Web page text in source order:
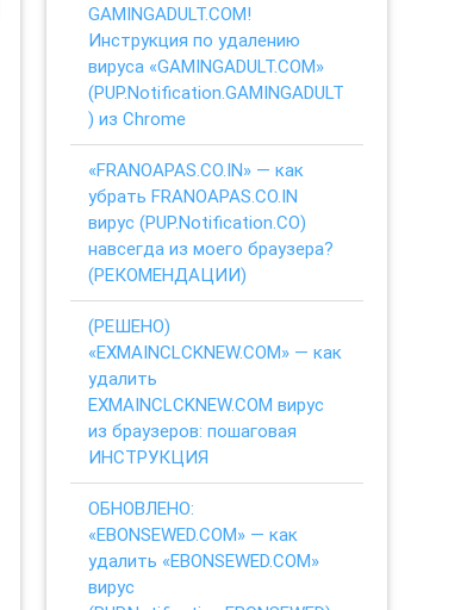
GAMINGADULT.COM!
Инструкция по удалению
вируса «GAMINGADULT.COM»
(PUP.Notification.GAMINGADULT
) из Chrome
«FRANOAPAS.CO.IN» — как
убрать FRANOAPAS.CO.IN
вирус (PUP.Notification.CO)
навсегда из моего браузера?
(РЕКОМЕНДАЦИИ)
(РЕШЕНО)
«EXMAINCLCKNEW.COM» — как
удалить
EXMAINCLCKNEW.COM вирус
из браузеров: пошаговая
ИНСТРУКЦИЯ
ОБНОВЛЕНО:
«EBONSEWED.COM» — как
удалить «EBONSEWED.COM»
вирус